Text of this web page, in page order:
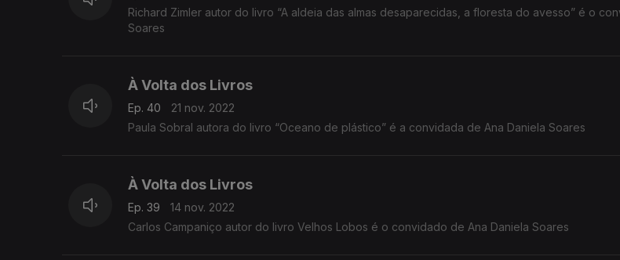
Richard Zimler autor do livro “A aldeia das almas desaparecidas, a floresta do avesso” é o convidado de Ana Daniela
Soares
À Volta dos Livros
Ep. 40
21 nov. 2022
Paula Sobral autora do livro “Oceano de plástico” é a convidada de Ana Daniela Soares
À Volta dos Livros
Ep. 39
14 nov. 2022
Carlos Campaniço autor do livro Velhos Lobos é o convidado de Ana Daniela Soares